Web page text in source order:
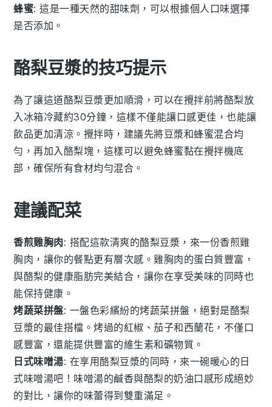
蜂蜜: 這是一種天然的甜味劑，可以根據個人口味選擇
是否添加。
酪梨豆漿的技巧提示
為了讓這道酪梨豆漿更加順滑，可以在攪拌前將酪梨放
入冰箱冷藏約30分鐘，這樣不僅能讓口感更佳，也能讓
飲品更加清涼。攪拌時，建議先將豆漿和蜂蜜混合均
勻，再加入酪梨塊，這樣可以避免蜂蜜黏在攪拌機底
部，確保所有食材均勻混合。
建議配菜
香煎雞胸肉: 搭配這款清爽的酪梨豆漿 ，來一份香煎雞
胸肉，讓你的餐點更有層次感。雞胸肉的蛋白質豐富，
與酪梨的健康脂肪完美結合，讓你在享受美味的同時也
能保持健康。
烤蔬菜拼盤: 一盤色彩繽紛的烤蔬菜拼盤，絕對是酪梨
豆漿的最佳搭檔。烤過的紅椒 、茄子和西蘭花 ，不僅口
感豐富，還能提供豐富的維生素和礦物質 。
日式味噌湯: 在享用酪梨豆漿的同時，來一碗暖心的日
式味噌湯吧！味噌湯的鹹香與酪梨的奶油口感形成絕妙
的對比，讓你的味蕾得到雙重滿足。